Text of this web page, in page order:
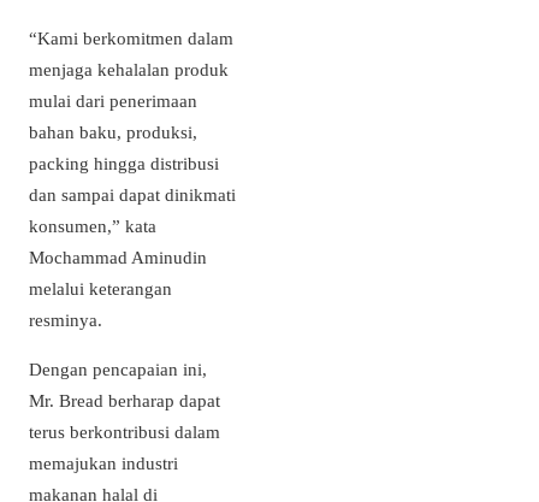
“Kami berkomitmen dalam
menjaga kehalalan produk
mulai dari penerimaan
bahan baku, produksi,
packing hingga distribusi
dan sampai dapat dinikmati
konsumen,” kata
Mochammad Aminudin
melalui keterangan
resminya.
Dengan pencapaian ini,
Mr. Bread berharap dapat
terus berkontribusi dalam
memajukan industri
makanan halal di